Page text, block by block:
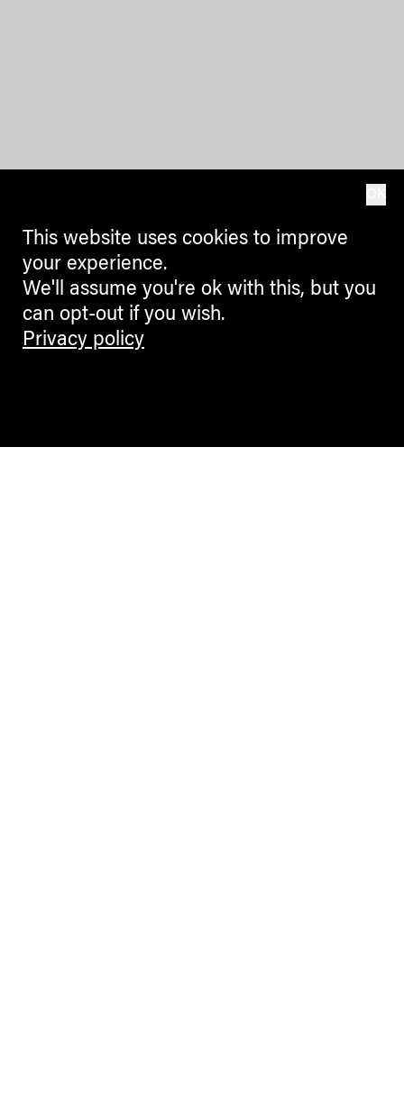
This website uses cookies to improve
your experience.
We'll assume you're ok with this, but you
can opt-out if you wish.
Privacy policy